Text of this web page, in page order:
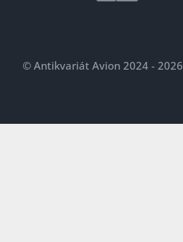
© Antikvariát Avion 2024 - 2026